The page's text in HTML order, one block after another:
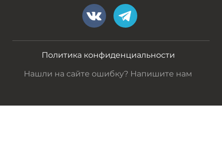
Политика конфиденциальности
Нашли на сайте ошибку? Напишите нам